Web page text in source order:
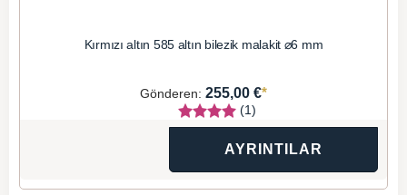
Kırmızı altın 585 altın bilezik malakit ⌀6 mm
Gönderen: 255,00 €*
(1)
AYRINTILAR